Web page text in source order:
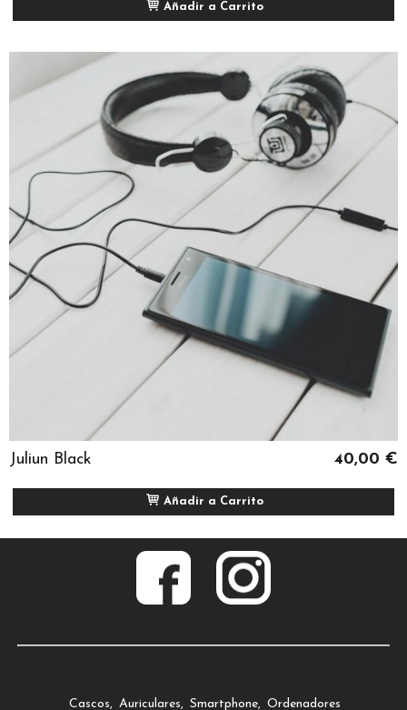
Añadir a Carrito
Juliun Black 40,00 €
Añadir a Carrito
Cascos Auriculares Smartphone Ordenadores